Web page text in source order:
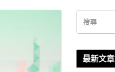
最新文章